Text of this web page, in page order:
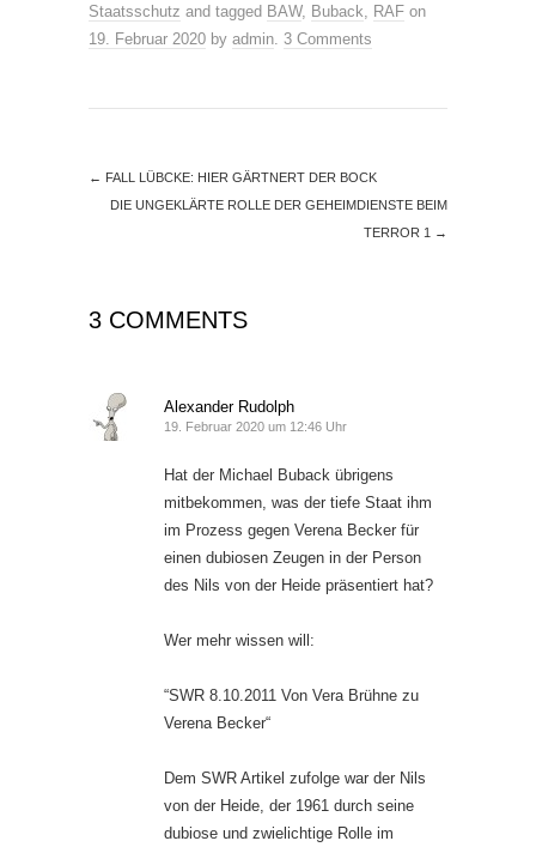
Staatsschutz and tagged BAW, Buback RAF on
19. Februar 2020 by admin 3 Comments
← FALL LÜBCKE: HIER GÄRTNERT DER BOCK
DIE UNGEKLÄRTE ROLLE DER GEHEIMDIENSTE BEIM
TERROR 1 →
3 COMMENTS
Alexander Rudolph
19. Februar 2020 um 12:46 Uhr
Hat der Michael Buback übrigens
mitbekommen, was der tiefe Staat ihm
im Prozess gegen Verena Becker für
einen dubiosen Zeugen in der Person
des Nils von der Heide präsentiert hat?
Wer mehr wissen will:
“SWR 8.10.2011 Von Vera Brühne zu
Verena Becker“
Dem SWR Artikel zufolge war der Nils
von der Heide, der 1961 durch seine
dubiose und zwielichtige Rolle im